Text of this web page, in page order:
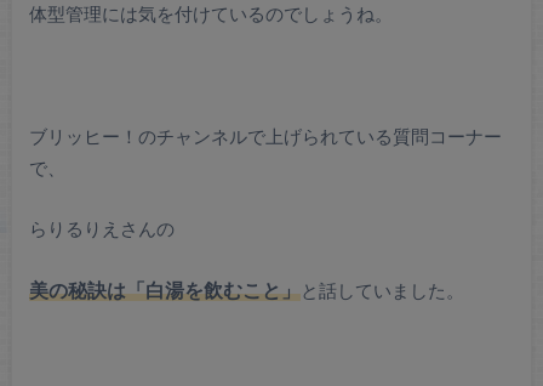
体型管理には気を付けているのでしょうね。
ブリッヒー！のチャンネルで上げられている質問コーナー
で、
らりるりえさんの
美の秘訣は「白湯を飲むこと」と話していました。